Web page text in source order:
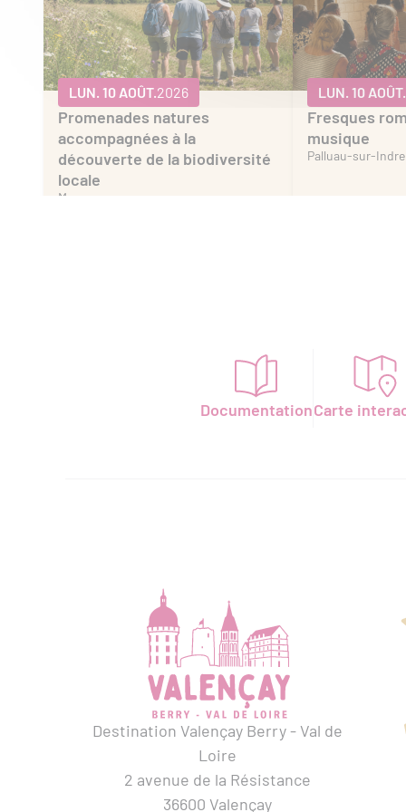
LUN. 10 AOÛT.2026
Promenades natures
accompagnées à la
découverte de la biodiversité
locale
Murs
LUN. 10 AOÛT.
Fresques
musique
Palluau-sur-Indre
MER. 12 AOÛT.
Atelier découverte du vitrail
caprine du
DocumentationCarte
Destination Valençay Berry - Val de
Loire
2 avenue de la Résistance
36600 Valençay